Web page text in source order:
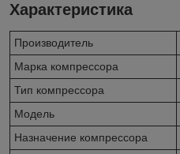
Характеристика
Производитель
Марка компрессора
Тип компрессора
Модель
Назначение компрессора